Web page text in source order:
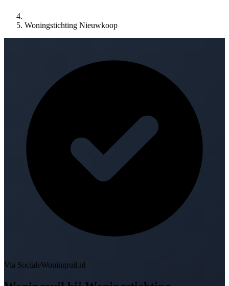
Woningstichting Nieuwkoop
Via SocialeWoningruil.nl